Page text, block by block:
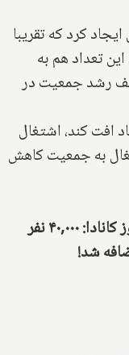
در ماه گذشته ۳۹۹,۰۰ شغل ایجاد کرد که تقریبا
تعداد هم به
رشد جمعیت در
افت کند، اشتغال
به جمعیت کاهش
آمارهای بسیار دور از پیش‌بینی‌های امروز کانادا: ۴۰,۰۰۰ نفر